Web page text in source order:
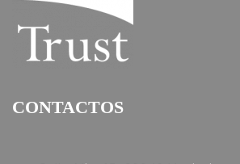
CONTACTOS